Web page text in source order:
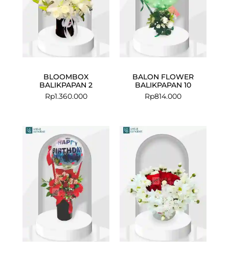
BLOOMBOX
BALIKPAPAN 2
Rp1.360.000
BALON FLOWER
BALIKPAPAN 10
Rp814.000